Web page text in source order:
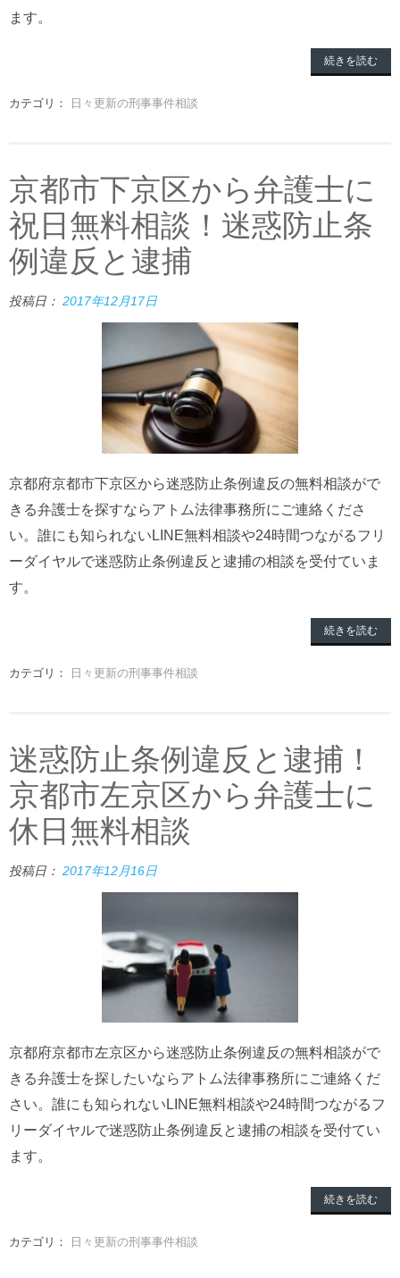
ます。
続きを読む
カテゴリ： 日々更新の刑事事件相談
京都市下京区から弁護士に
祝日無料相談！迷惑防止条
例違反と逮捕
投稿日： 2017年12月17日
京都府京都市下京区から迷惑防止条例違反の無料相談がで
きる弁護士を探すならアトム法律事務所にご連絡くださ
い。誰にも知られないLINE無料相談や24時間つながるフリ
ーダイヤルで迷惑防止条例違反と逮捕の相談を受付ていま
す。
続きを読む
カテゴリ： 日々更新の刑事事件相談
迷惑防止条例違反と逮捕！
京都市左京区から弁護士に
休日無料相談
投稿日： 2017年12月16日
京都府京都市左京区から迷惑防止条例違反の無料相談がで
きる弁護士を探したいならアトム法律事務所にご連絡くだ
さい。誰にも知られないLINE無料相談や24時間つながるフ
リーダイヤルで迷惑防止条例違反と逮捕の相談を受付てい
ます。
続きを読む
カテゴリ： 日々更新の刑事事件相談